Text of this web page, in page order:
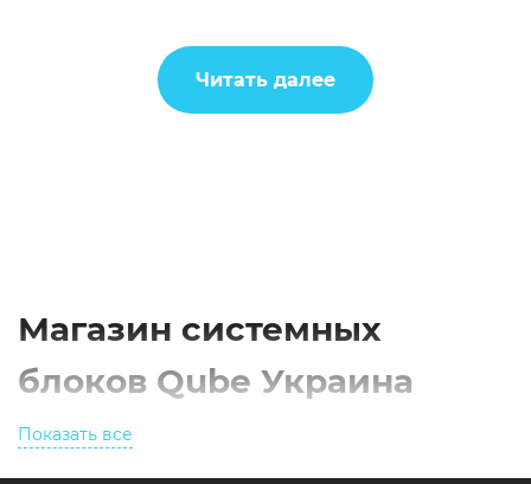
Читать далее
Магазин системных
блоков Qube Украина
В нашем магазине корпусов для ПК можно купить
Показать все